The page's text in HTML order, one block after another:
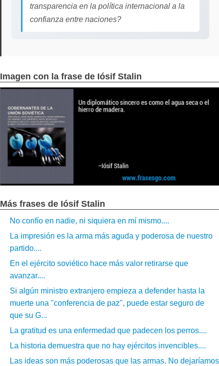
transparencia en la política internacional a la
confianza entre naciones?
Imagen con la frase de Iósif Stalin
Más frases de Iósif Stalin
No confío en nadie, ni siquiera en mí mismo....
La impresión es la arma más aguda y poderosa de nuestro
partido....
En el ejército soviético hace más valor retirarse que
avanzar....
Si algún ministro extranjero empieza a defender hasta la
muerte una "conferencia de paz", puede estar seguro de
que su G...
La gratitud es una enfermedad que padecen los perros....
La historia demuestra que no hay ejércitos invencibles....
Las ideas son más poderosas que las armas. No dejaríamos